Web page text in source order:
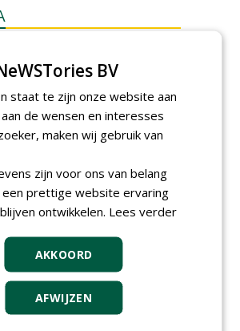
aanbesteden van duurzame
woensdag 23 september 2026
t/m dinsdag 29 september 2026
Nationale Grasdag strijkt
neer in MAC³PARK Stadion
woensdag 18 november 2026
Save the Date: Green Gala op
woensdag 2 december
BV
staat te zijn onze website aan
de wensen en interesses
maken wij gebruik van
zijn voor ons van belang
een prettige website ervaring
ontwikkelen. Lees verder
AKKOORD
AFWIJZEN